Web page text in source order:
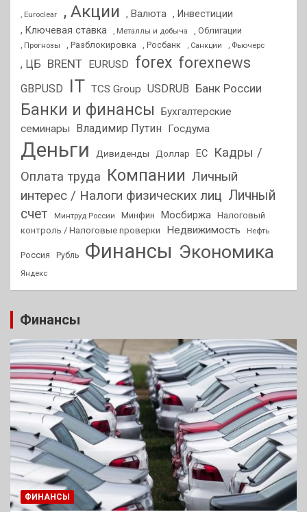
, Euroclear , Акции , Валюта , Инвестиции
, Ключевая ставка
, Металлы и добыча , Облигации
, Прогнозы , Разблокировка , Росбанк , Санкции , Фьючерс
, ЦБ BRENT EURUSD forex forexnews
GBPUSD IT TCS Group USDRUB Банк России
Банки и финансы
Бухгалтерские
семинары
Владимир Путин Госдума
Деньги Дивиденды Доллар ЕС
Кадры /
Оплата труда Компании Личный
интерес / Налоги физических лиц Личный
счет
Минтруд России Минфин Мосбиржа Налоговый
контроль / Налоговые проверки
Недвижимость Нефть
Россия Рубль Финансы Экономика
Яндекс
Финансы
ФИНАНСЫ